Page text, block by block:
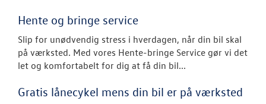
Hente og bringe service
Slip for unødvendig stress i hverdagen, når din bil skal
på værksted. Med vores Hente-bringe Service gør vi det
let og komfortabelt for dig at få din bil...
Gratis lånecykel mens din bil er på værksted